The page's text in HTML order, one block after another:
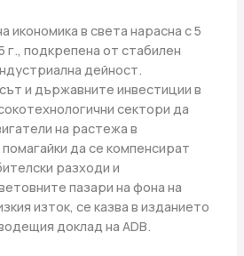
икономика в света нарасна с 5
подкрепена от стабилен
дейност.
и държавните инвестиции в
сектори да
на растежа в
да се компенсират
разходи и
пазари на фона на
изток, се казва в изданието
доклад на ADB.